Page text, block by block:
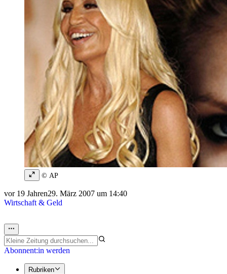
© AP
vor 19 Jahren29. März 2007 um 14:40
Wirtschaft & Geld
Abonnent:in werden
Rubriken